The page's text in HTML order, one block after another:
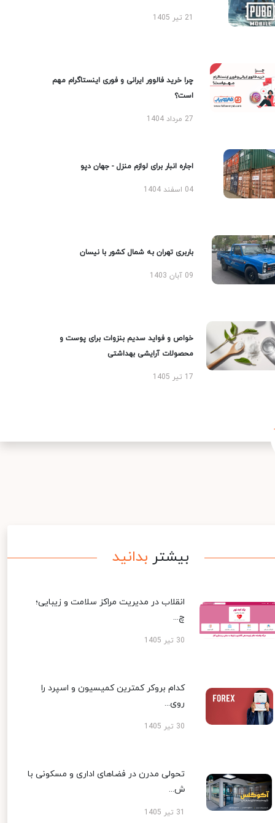
چرا خرید فالوور ایرانی و فوری اینستاگرام مهم
است؟
27 مرداد 1404
اجاره انبار برای لوازم منزل - جهان دپو
04 اسفند 1404
باربری تهران به شمال کشور با نیسان
09 آبان 1403
خواص و فواید سدیم بنزوات برای پوست و
محصولات آرایشی بهداشتی
17 تیر 1405
بیشتر بدانید
انقلاب در مدیریت مراکز سلامت و زیبایی؛
چ...
30 تیر 1405
کدام بروکر کمترین کمیسیون و اسپرد را
روی...
30 تیر 1405
تحولی مدرن در فضاهای اداری و مسکونی با
ش...